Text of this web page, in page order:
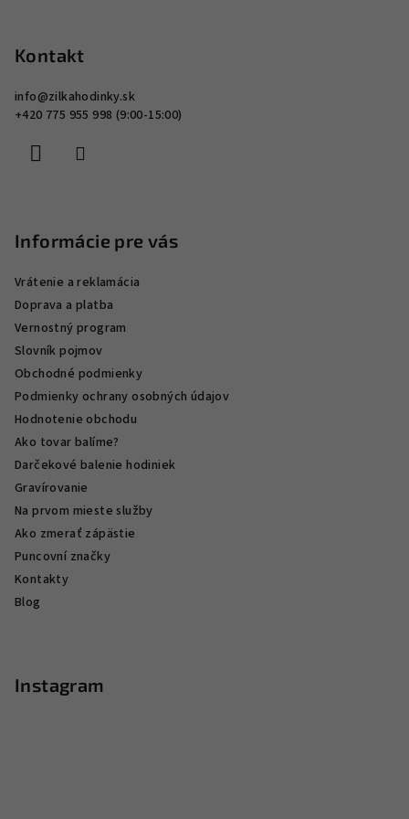
Kontakt
info@zilkahodinky.sk
+420 775 955 998 (9:00-15:00)
Informácie pre vás
Vrátenie a reklamácia
Doprava a platba
Vernostný program
Slovník pojmov
Obchodné podmienky
Podmienky ochrany osobných údajov
Hodnotenie obchodu
Ako tovar balíme?
Darčekové balenie hodiniek
Gravírovanie
Na prvom mieste služby
Ako zmerať zápästie
Puncovní značky
Kontakty
Blog
Instagram